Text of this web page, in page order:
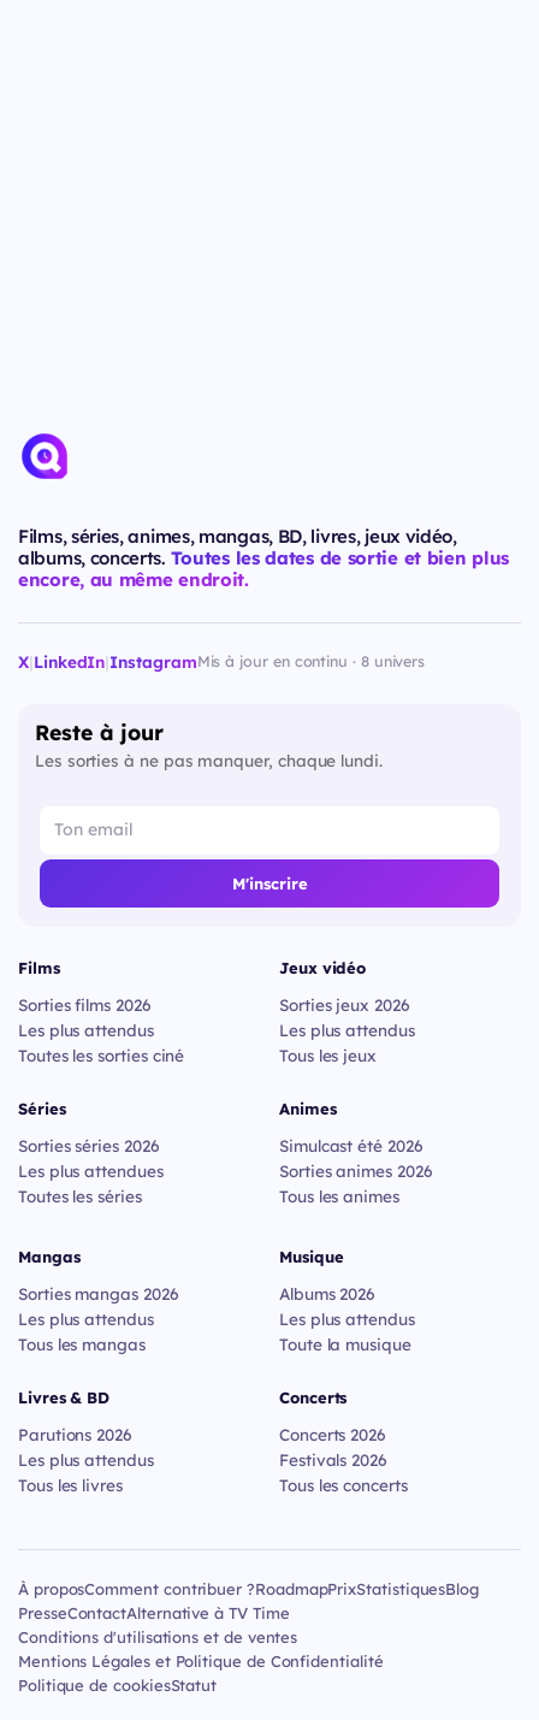
Films, séries, animes, mangas, BD, livres, jeux vidéo,
albums, concerts. Toutes les dates de sortie et bien plus
encore, au même endroit.
X|LinkedIn|InstagramMis à jour en continu · 8 univers
Reste à jour
Les sorties à ne pas manquer, chaque lundi.
M'inscrire
Films
Sorties films 2026
Les plus attendus
Toutes les sorties ciné
Séries
Sorties séries 2026
Les plus attendues
Toutes les séries
Jeux vidéo
Sorties jeux 2026
Les plus attendus
Tous les jeux
Animes
Simulcast été 2026
Sorties animes 2026
Tous les animes
Mangas
Sorties mangas 2026
Les plus attendus
Tous les mangas
Livres & BD
Parutions 2026
Les plus attendus
Tous les livres
Musique
Albums 2026
Les plus attendus
Toute la musique
Concerts
Concerts 2026
Festivals 2026
Tous les concerts
À proposComment contribuer ?RoadmapPrixStatistiquesBlog
PresseContactAlternative à TV Time
Conditions d'utilisations et de ventes
Mentions Légales et Politique de Confidentialité
Politique de cookiesStatut